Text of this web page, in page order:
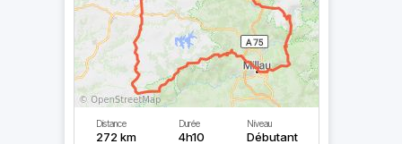
Distance
272 km
Durée
4h10
Niveau
Débutant